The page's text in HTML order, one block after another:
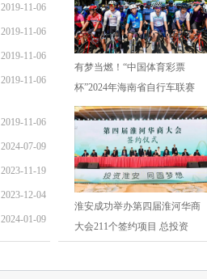
2019-11-06
2019-11-06
2019-11-06
2019-11-06
2019-11-06
2024-07-09
2023-11-19
2023-12-04
2024-01-09
有梦当燃！“中国体育彩票
杯”2024年海南省自行车联赛
淮安成功举办第四届淮河华商
大会211个签约项目 总投资